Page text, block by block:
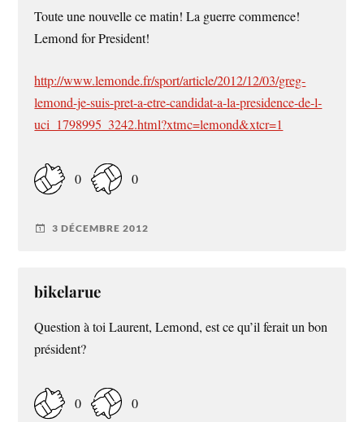
Toute une nouvelle ce matin! La guerre commence!
Lemond for President!
http://www.lemonde.fr/sport/article/2012/12/03/greg-
lemond-je-suis-pret-a-etre-candidat-a-la-presidence-de-l-
uci_1798995_3242.html?xtmc=lemond&xtcr=1
0 0
3 DÉCEMBRE 2012
bikelarue
Question à toi Laurent, Lemond, est ce qu’il ferait un bon
président?
0 0